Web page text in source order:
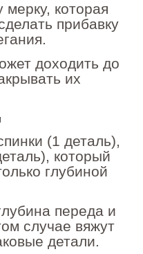
которая
прибавку
доходить до
их
(1 деталь),
который
глубиной
переда и
случае вяжут
детали.